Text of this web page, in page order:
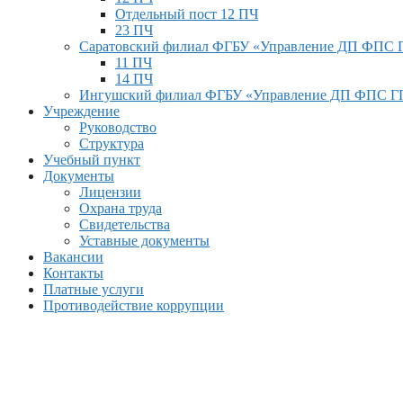
Отдельный пост 12 ПЧ
23 ПЧ
Саратовский филиал ФГБУ «Управление ДП
11 ПЧ
14 ПЧ
Ингушский филиал ФГБУ «Управление ДП ФПС
Учреждение
Руководство
Структура
Учебный пункт
Документы
Лицензии
Охрана труда
Свидетельства
Уставные документы
Вакансии
Контакты
Платные услуги
Противодействие коррупции